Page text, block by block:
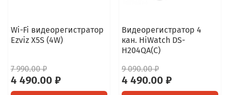
Wi-Fi видеорегистратор
Ezviz X5S (4W)
7 990.00 ₽
4 490.00 ₽
Видеорегистратор 4
кан. HiWatch DS-
H204QA(C)
9 090.00 ₽
4 490.00 ₽